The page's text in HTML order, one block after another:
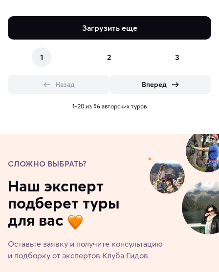
Загрузить еще
1 2 3
Назад Вперед
1–20 из 56 авторских туров
СЛОЖНО ВЫБРАТЬ?
Наш эксперт
подберет туры
для вас
Оставьте заявку и получите консультацию
и подборку от экспертов Клуба Гидов